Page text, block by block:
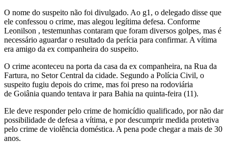
O nome do suspeito não foi divulgado. Ao g1, o delegado disse que
ele confessou o crime, mas alegou legítima defesa. Conforme
Leonilson , testemunhas contaram que foram diversos golpes, mas é
necessário aguardar o resultado da perícia para confirmar. A vítima
era amigo da ex companheira do suspeito.
O crime aconteceu na porta da casa da ex companheira, na Rua da
Fartura, no Setor Central da cidade. Segundo a Polícia Civil, o
suspeito fugiu depois do crime, mas foi preso na rodoviária
de Goiânia quando tentava ir para Bahia na quinta-feira (11).
Ele deve responder pelo crime de homicídio qualificado, por não dar
possibilidade de defesa a vítima, e por descumprir medida protetiva
pelo crime de violência doméstica. A pena pode chegar a mais de 30
anos.